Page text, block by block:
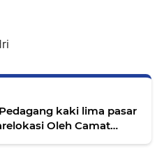
kaki lima pasar
Oleh Camat